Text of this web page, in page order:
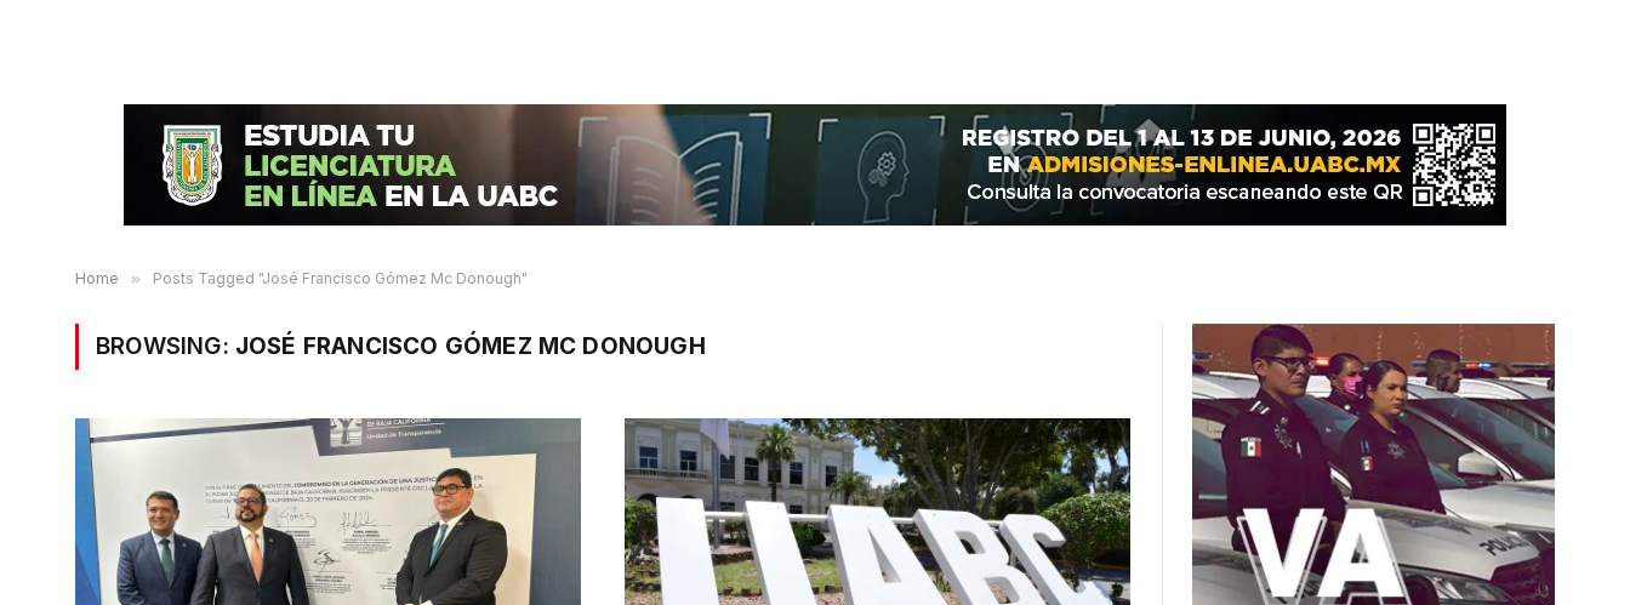
Home » Posts Tagged "José Francisco Gómez Mc Donough"
BROWSING: JOSÉ FRANCISCO GÓMEZ MC DONOUGH